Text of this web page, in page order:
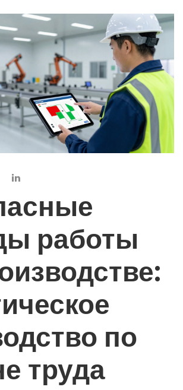
работы
по
труда